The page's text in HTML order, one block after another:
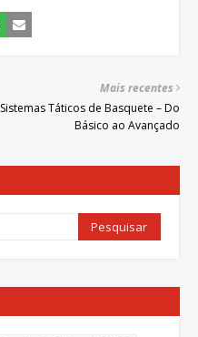
Mais recentes
Sistemas Táticos de Basquete – Do
Básico ao Avançado